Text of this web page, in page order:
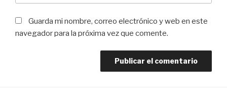
Guarda mi nombre, correo electrónico y web en este
navegador para la próxima vez que comente.